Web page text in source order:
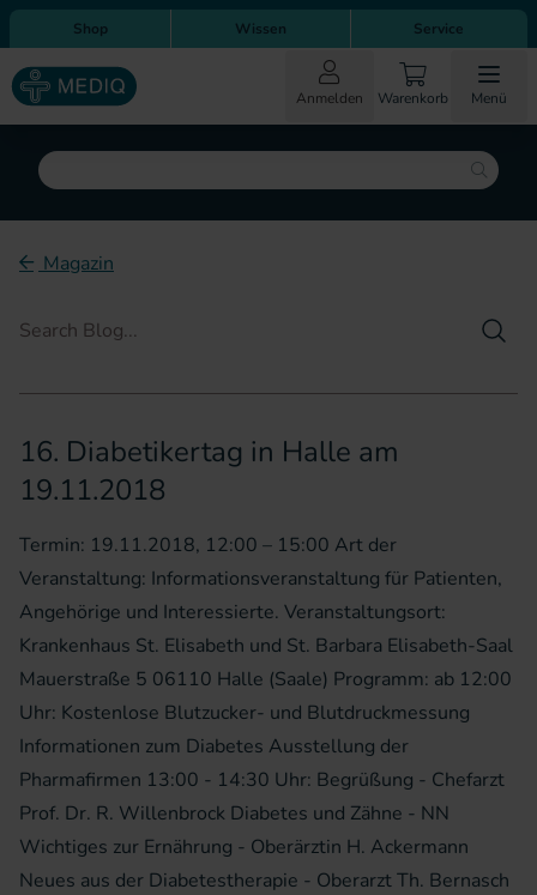
Direkt zum Inhalt
Direkt zur Hauptnavigation
Shop Wissen Service
Anmelden Warenkorb Menü
Suche
Magazin
16. Diabetikertag in Halle am
19.11.2018
Termin: 19.11.2018, 12:00 – 15:00 Art der
Veranstaltung: Informationsveranstaltung für Patienten,
Angehörige und Interessierte. Veranstaltungsort:
Krankenhaus St. Elisabeth und St. Barbara Elisabeth-Saal
Mauerstraße 5 06110 Halle (Saale) Programm: ab 12:00
Uhr: Kostenlose Blutzucker- und Blutdruckmessung
Informationen zum Diabetes Ausstellung der
Pharmafirmen 13:00 - 14:30 Uhr: Begrüßung - Chefarzt
Prof. Dr. R. Willenbrock Diabetes und Zähne - NN
Wichtiges zur Ernährung - Oberärztin H. Ackermann
Neues aus der Diabetestherapie - Oberarzt Th. Bernasch